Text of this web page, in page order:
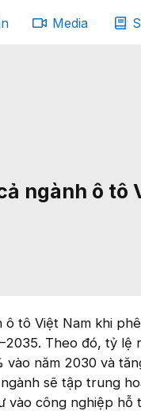
Media
ngành ô tô
tô Việt Nam khi
Theo đó, tỷ lệ
năm 2030 và
sẽ tập trung
vào công nghiệp